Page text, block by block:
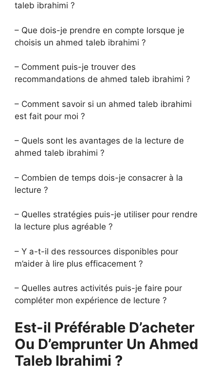
taleb ibrahimi ?
– Que dois-je prendre en compte lorsque je
choisis un ahmed taleb ibrahimi ?
– Comment puis-je trouver des
recommandations de ahmed taleb ibrahimi ?
– Comment savoir si un ahmed taleb ibrahimi
est fait pour moi ?
– Quels sont les avantages de la lecture de
ahmed taleb ibrahimi ?
– Combien de temps dois-je consacrer à la
lecture ?
– Quelles stratégies puis-je utiliser pour rendre
la lecture plus agréable ?
– Y a-t-il des ressources disponibles pour
m’aider à lire plus efficacement ?
– Quelles autres activités puis-je faire pour
compléter mon expérience de lecture ?
Est-il Préférable D’acheter
Ou D’emprunter Un Ahmed
Taleb Ibrahimi ?